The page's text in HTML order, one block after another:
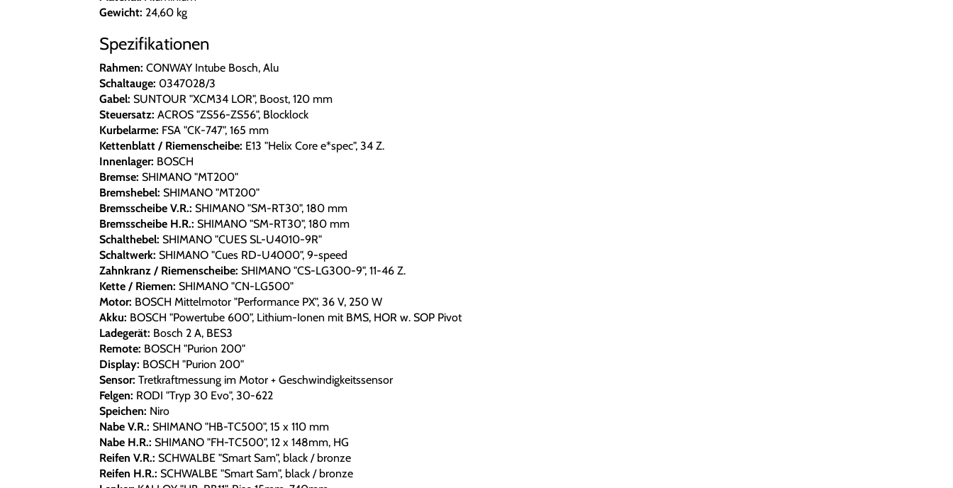
Gewicht: 24,60 kg
Spezifikationen
Rahmen: CONWAY Intube Bosch, Alu
Schaltauge: 0347028/3
Gabel: SUNTOUR "XCM34 LOR", Boost, 120 mm
Steuersatz: ACROS "ZS56-ZS56", Blocklock
Kurbelarme: FSA "CK-747", 165 mm
Kettenblatt / Riemenscheibe: E13 "Helix Core e*spec", 34 Z.
Innenlager: BOSCH
Bremse: SHIMANO "MT200"
Bremshebel: SHIMANO "MT200"
Bremsscheibe V.R.: SHIMANO "SM-RT30", 180 mm
Bremsscheibe H.R.: SHIMANO "SM-RT30", 180 mm
Schalthebel: SHIMANO "CUES SL-U4010-9R"
Schaltwerk: SHIMANO "Cues RD-U4000", 9-speed
Zahnkranz / Riemenscheibe: SHIMANO "CS-LG300-9", 11-46 Z.
Kette / Riemen: SHIMANO "CN-LG500"
Motor: BOSCH Mittelmotor "Performance PX", 36 V, 250 W
Akku: BOSCH "Powertube 600", Lithium-Ionen mit BMS, HOR w. SOP Pivot
Ladegerät: Bosch 2 A, BES3
Remote: BOSCH "Purion 200"
Display: BOSCH "Purion 200"
Sensor: Tretkraftmessung im Motor + Geschwindigkeitssensor
Felgen: RODI "Tryp 30 Evo", 30-622
Speichen: Niro
Nabe V.R.: SHIMANO "HB-TC500", 15 x 110 mm
Nabe H.R.: SHIMANO "FH-TC500", 12 x 148mm, HG
Reifen V.R.: SCHWALBE "Smart Sam", black / bronze
Reifen H.R.: SCHWALBE "Smart Sam", black / bronze